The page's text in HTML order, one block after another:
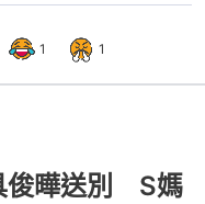
1 1
俊曄送別 S媽